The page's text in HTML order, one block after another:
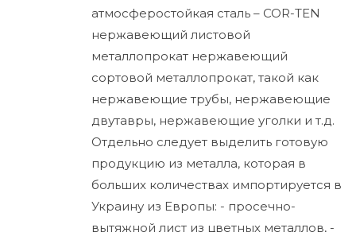
атмосферостойкая сталь – COR-TEN
нержавеющий листовой
металлопрокат нержавеющий
сортовой металлопрокат, такой как
нержавеющие трубы, нержавеющие
двутавры, нержавеющие уголки и т.д.
Отдельно следует выделить готовую
продукцию из металла, которая в
больших количествах импортируется в
Украину из Европы: - просечно-
вытяжной лист из цветных металлов, -